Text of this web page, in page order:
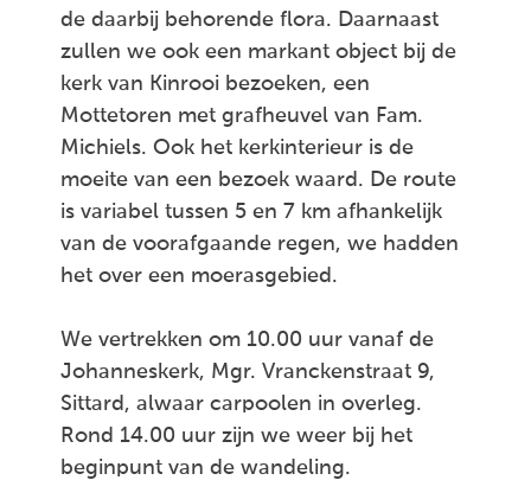
de daarbij behorende flora. Daarnaast
zullen we ook een markant object bij de
kerk van Kinrooi bezoeken, een
Mottetoren met grafheuvel van Fam.
Michiels. Ook het kerkinterieur is de
moeite van een bezoek waard. De route
is variabel tussen 5 en 7 km afhankelijk
van de voorafgaande regen, we hadden
het over een moerasgebied.
We vertrekken om 10.00 uur vanaf de
Johanneskerk, Mgr. Vranckenstraat 9,
Sittard, alwaar carpoolen in overleg.
Rond 14.00 uur zijn we weer bij het
beginpunt van de wandeling.